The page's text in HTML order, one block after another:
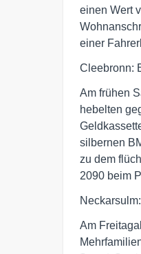
einen Wert
einer
Cleebronn:
Am frühen
hebelten
silbernen
zu dem
2090 beim
Am